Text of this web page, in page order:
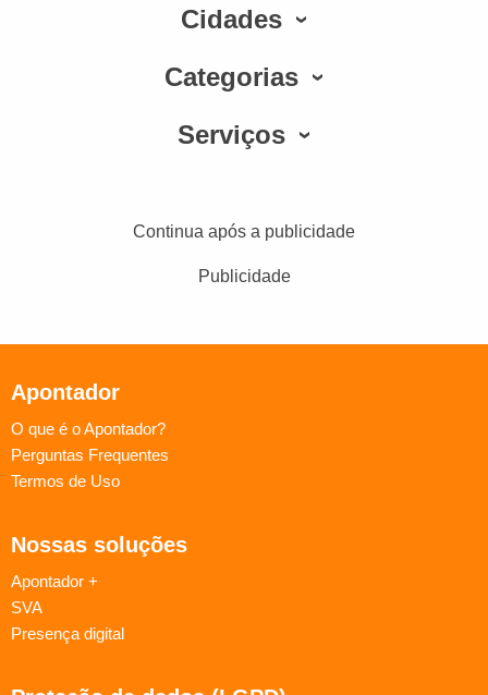
Cidades
Categorias
Serviços
Continua após a publicidade
Publicidade
Apontador
O que é o Apontador?
Perguntas Frequentes
Termos de Uso
Nossas soluções
Apontador +
SVA
Presença digital